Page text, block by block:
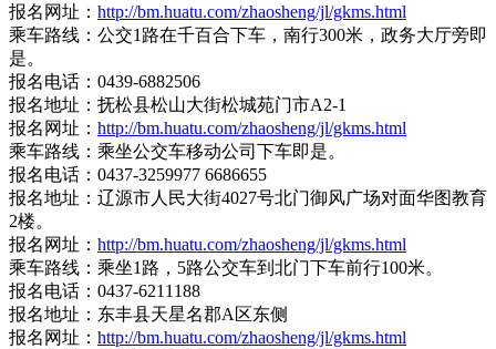
报名网址： http://bm.huatu.com/zhaosheng/jl/gkms.html
乘车路线：公交1路在千百合下车，南行300米，政务大厅旁即
是。
报名电话：0439-6882506
报名地址：抚松县松山大街松城苑门市A2-1
报名网址： http://bm.huatu.com/zhaosheng/jl/gkms.html
乘车路线：乘坐公交车移动公司下车即是。
报名电话：0437-3259977 6686655
报名地址：辽源市人民大街4027号北门御风广场对面华图教育
2楼。
报名网址： http://bm.huatu.com/zhaosheng/jl/gkms.html
乘车路线：乘坐1路，5路公交车到北门下车前行100米。
报名电话：0437-6211188
报名地址：东丰县天星名郡A区东侧
报名网址： http://bm.huatu.com/zhaosheng/jl/gkms.html